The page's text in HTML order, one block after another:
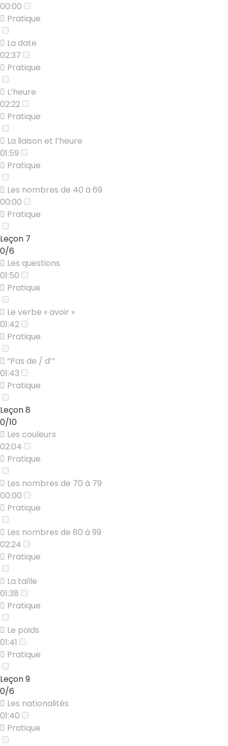
00:00
Pratique
La date
02:37
Pratique
L’heure
02:22
Pratique
La liaison et l’heure
01:59
Pratique
Les nombres de 40 à 69
00:00
Pratique
Leçon 7
0/6
Les questions
01:50
Pratique
Le verbe « avoir »
01:42
Pratique
“Pas de / d’”
01:43
Pratique
Leçon 8
0/10
Les couleurs
02:04
Pratique
Les nombres de 70 à 79
00:00
Pratique
Les nombres de 80 à 99
02:24
Pratique
La taille
01:38
Pratique
Le poids
01:41
Pratique
Leçon 9
0/6
Les nationalités
01:40
Pratique